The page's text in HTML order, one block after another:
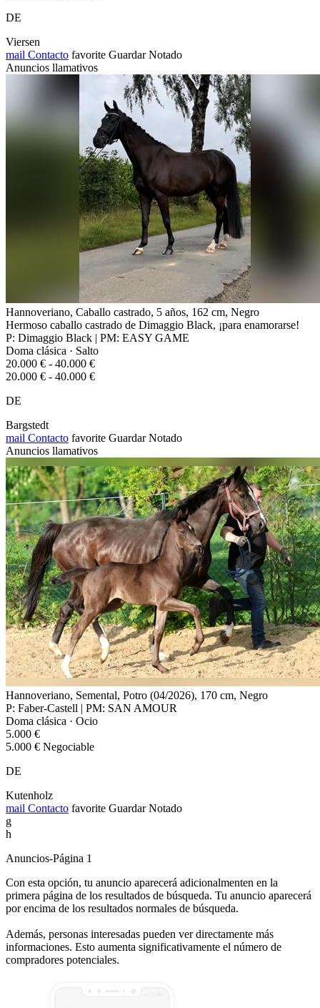
DE
Viersen
mail Contacto favorite Guardar Notado
Anuncios llamativos
Hannoveriano, Caballo castrado, 5 años, 162 cm, Negro
Hermoso caballo castrado de Dimaggio Black, ¡para enamorarse!
P: Dimaggio Black | PM: EASY GAME
Doma clásica · Salto
20.000 € - 40.000 €
20.000 € - 40.000 €
DE
Bargstedt
mail Contacto favorite Guardar Notado
Anuncios llamativos
Hannoveriano, Semental, Potro (04/2026), 170 cm, Negro
P: Faber-Castell | PM: SAN AMOUR
Doma clásica · Ocio
5.000 €
5.000 € Negociable
DE
Kutenholz
mail Contacto favorite Guardar Notado
g
h
Anuncios-Página 1
Con esta opción, tu anuncio aparecerá adicionalmenten en la
primera página de los resultados de búsqueda. Tu anuncio aparecerá
por encima de los resultados normales de búsqueda.
Además, personas interesadas pueden ver directamente más
informaciones. Esto aumenta significativamente el número de
compradores potenciales.